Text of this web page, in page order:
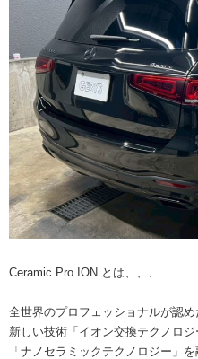
Ceramic Pro ION とは、、、
全世界のプロフェッショナルが認
新しい技術「イオン交換テクノロ
「ナノセラミックテクノロジー」